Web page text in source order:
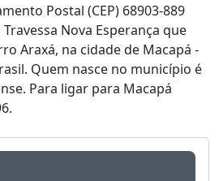
Postal (CEP) 68903-889
Nova Esperança que
Araxá, na cidade de Macapá -
Quem nasce no município é
Para ligar para Macapá